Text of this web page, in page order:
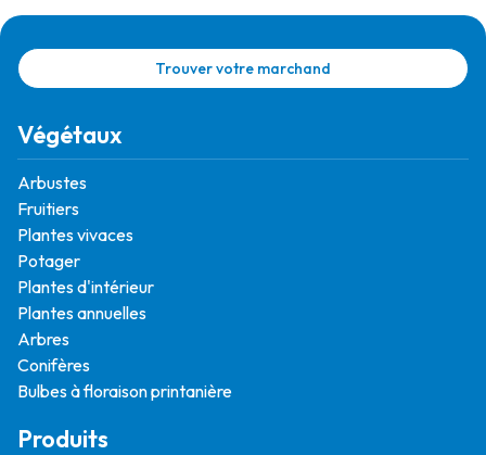
Trouver votre marchand
Végétaux
Arbustes
Fruitiers
Plantes vivaces
Potager
Plantes d'intérieur
Plantes annuelles
Arbres
Conifères
Bulbes à floraison printanière
Produits